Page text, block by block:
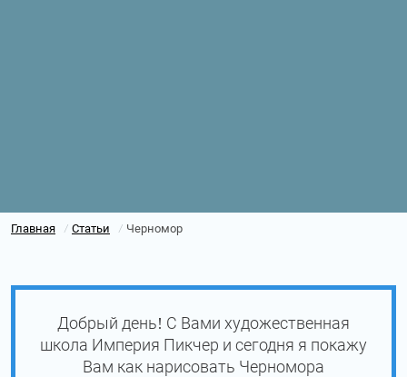
Главная / Статьи / Черномор
Добрый день! С Вами художественная
школа Империя Пикчер и сегодня я покажу
Вам как нарисовать Черномора